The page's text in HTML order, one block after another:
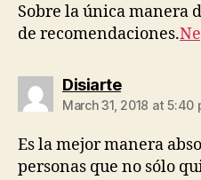
Sobre la única manera
de recomendaciones.
Disiartesays:
March 31, 2018 at 5:40
Es la mejor manera
personas que no sólo